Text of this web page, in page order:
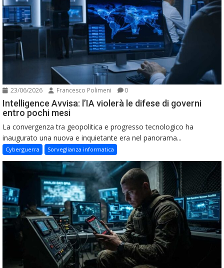
23/06/2026 Francesco Polimeni 0
Intelligence Avvisa: l’IA violerà le difese di governi
entro pochi mesi
La convergenza tra geopolitica e progresso tecnologico ha
inaugurato una nuova e inquietante era nel panorama...
Cyberguerra Sorveglianza informatica